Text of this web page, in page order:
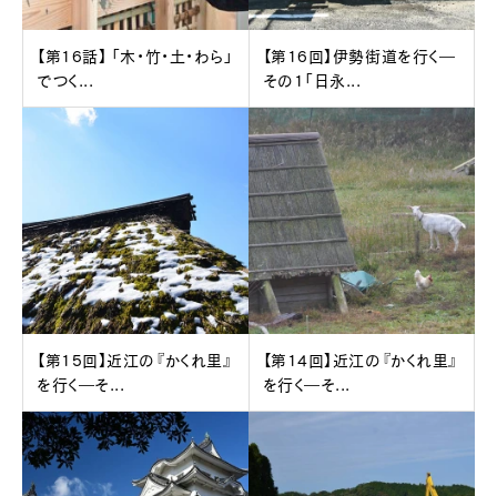
【第16話】 「木・竹・土・わら」
でつく...
【第16回】伊勢街道を行く―
その1「日永...
【第15回】近江の『かくれ里』
を行く―そ...
【第14回】近江の『かくれ里』
を行く―そ...